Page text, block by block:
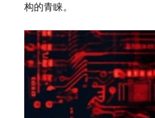
构的青睐。